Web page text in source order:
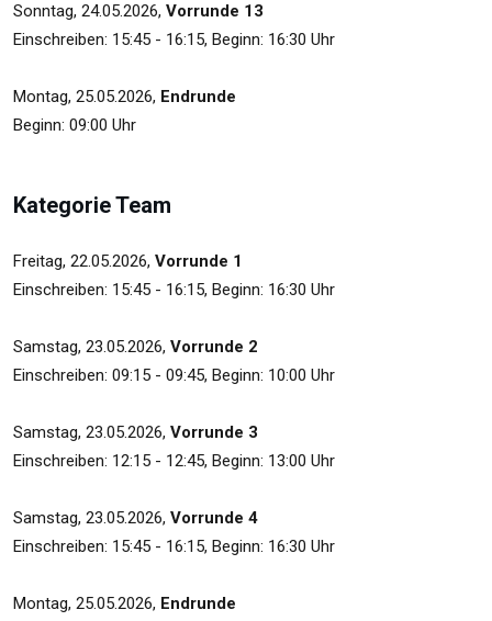
Sonntag, 24.05.2026, Vorrunde 13
Einschreiben: 15:45 - 16:15, Beginn: 16:30 Uhr
Montag, 25.05.2026, Endrunde
Beginn: 09:00 Uhr
Kategorie Team
Freitag, 22.05.2026, Vorrunde 1
Einschreiben: 15:45 - 16:15, Beginn: 16:30 Uhr
Samstag, 23.05.2026, Vorrunde 2
Einschreiben: 09:15 - 09:45, Beginn: 10:00 Uhr
Samstag, 23.05.2026, Vorrunde 3
Einschreiben: 12:15 - 12:45, Beginn: 13:00 Uhr
Samstag, 23.05.2026, Vorrunde 4
Einschreiben: 15:45 - 16:15, Beginn: 16:30 Uhr
Montag, 25.05.2026, Endrunde